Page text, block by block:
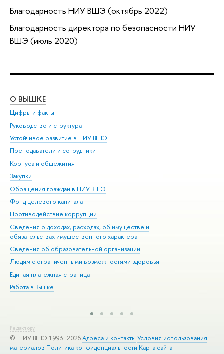
Благодарность НИУ ВШЭ (октябрь 2022)
Благодарность директора по безопасности НИУ
ВШЭ (июль 2020)
О ВЫШКЕ
Цифры и факты
Руководство и структура
Устойчивое развитие в НИУ ВШЭ
Преподаватели и сотрудники
Корпуса и общежития
Закупки
Обращения граждан в НИУ ВШЭ
Фонд целевого капитала
Противодействие коррупции
Сведения о доходах, расходах, об имуществе и
обязательствах имущественного характера
Сведения об образовательной организации
Людям с ограниченными возможностями здоровья
Единая платежная страница
Работа в Вышке
Редактору
© НИУ ВШЭ 1993–2026Адреса и контакты Условия использования
материалов Политика конфиденциальности Карта сайта